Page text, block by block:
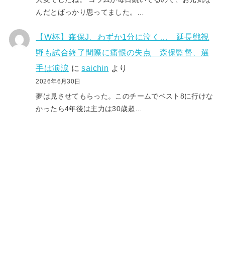
んだとばっかり思ってました。…
【W杯】森保J、わずか1分に泣く… 延長戦視
野も試合終了間際に痛恨の失点 森保監督、選
手は涙涙 にsaichin より
2026年6月30日
夢は見させてもらった。このチームでベスト8に行けな
かったら4年後は主力は30歳超…